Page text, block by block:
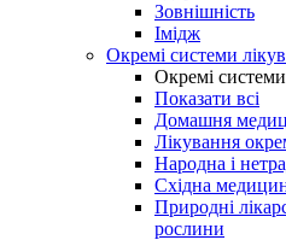
Зовнішність
Імідж
Окремі системи
Окремі
Показати всі
Домашня
Лікування
Народна і
Східна
Природні
рослини